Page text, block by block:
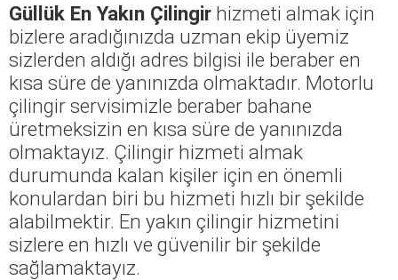
Güllük En Yakın Çilingir hizmeti almak için
bizlere aradığınızda uzman ekip üyemiz
sizlerden aldığı adres bilgisi ile beraber en
kısa süre de yanınızda olmaktadır. Motorlu
çilingir servisimizle beraber bahane
üretmeksizin en kısa süre de yanınızda
olmaktayız. Çilingir hizmeti almak
durumunda kalan kişiler için en önemli
konulardan biri bu hizmeti hızlı bir şekilde
alabilmektir. En yakın çilingir hizmetini
sizlere en hızlı ve güvenilir bir şekilde
sağlamaktayız.